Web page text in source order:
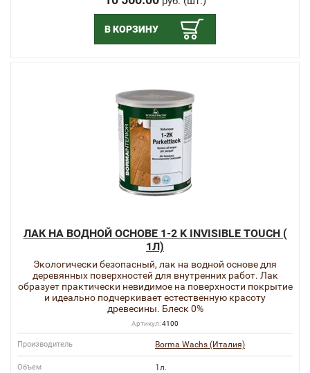
В КОРЗИНУ
ЛАК НА ВОДНОЙ ОСНОВЕ 1-2 K INVISIBLE TOUCH (
1Л)
Экологически безопасный, лак на водной основе для
деревянных поверхностей для внутренних работ. Лак
образует практически невидимое на поверхности покрытие
и идеально подчеркивает естественную красоту
древесины. Блеск 0%
Артикул:4100
Производитель Borma Wachs (Италия)
Объем 1л.